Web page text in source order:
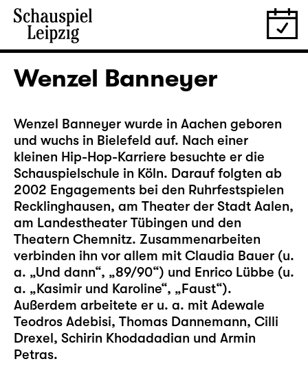
Wenzel Banneyer
Wenzel Banneyer wurde in Aachen geboren
und wuchs in Bielefeld auf. Nach einer
kleinen Hip-Hop-Karriere besuchte er die
Schauspielschule in Köln. Darauf folgten ab
2002 Engagements bei den Ruhrfestspielen
Recklinghausen, am Theater der Stadt Aalen,
am Landestheater Tübingen und den
Theatern Chemnitz. Zusammenarbeiten
verbinden ihn vor allem mit Claudia Bauer (u.
a. „Und dann“, „89/90“) und Enrico Lübbe (u.
a. „Kasimir und Karoline“, „Faust“).
Außerdem arbeitete er u. a. mit Adewale
Teodros Adebisi, Thomas Dannemann, Cilli
Drexel, Schirin Khodadadian und Armin
Petras.